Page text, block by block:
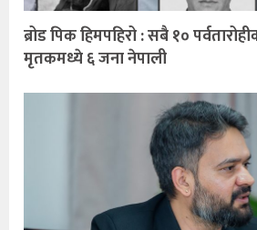
ब्रोड पिक हिमपहिरो : सबै १०
मृतकमध्ये ६ जना नेपाली